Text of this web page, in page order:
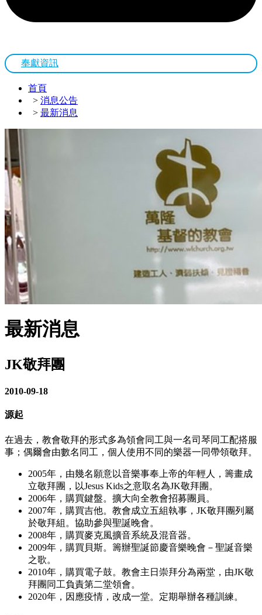
奉獻資訊
首頁
> 消息公告
> 最新消息
最新消息
JK敬拜團
2010-09-18
源起
在過去，教會敬拜的形式多為領會同工與一名司琴同工配搭服
事；偶爾會由數名同工，個人使用不同的樂器一同帶領敬拜。
2005年，由幾名願意以音樂事奉上帝的年輕人，籌畫成
立敬拜團，以Jesus Kids之意取名為JK敬拜團。
2006年，購買鍵盤。擴大向全教會招募團員。
2007年，購買吉他。教會成立五組執事，JK敬拜團列屬
於敬拜組。協助參與聖誕晚會。
2008年，購買麥克風擴音系統及混音器。
2009年，購買貝斯。籌辦聖誕節慶音樂晚會－聖誕音樂
之歌。
2010年，購買電子鼓。教會主日崇拜分為兩堂，由JK敬
拜團同工負責第二堂領會。
2020年，因應疫情，改成一堂。定期舉辦各種訓練。